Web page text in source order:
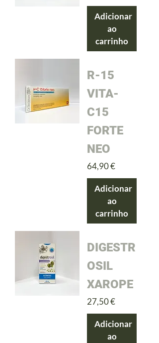
Adicionar
ao
carrinho
R-15
VITA-
C15
FORTE
NEO
Preço
64,90 €
Adicionar
ao
carrinho
DIGESTR
OSIL
XAROPE
Preço
27,50 €
Adicionar
ao